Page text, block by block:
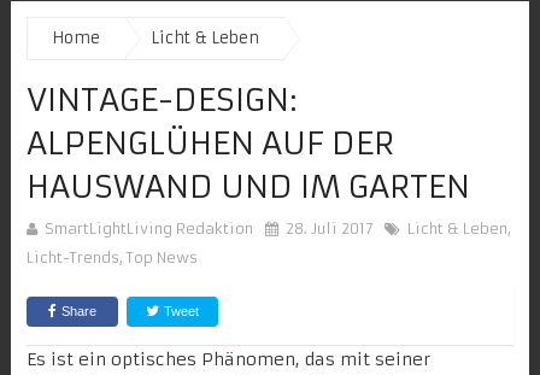
Home Licht & Leben
VINTAGE-DESIGN:
ALPENGLÜHEN AUF DER
HAUSWAND UND IM GARTEN
SmartLightLiving Redaktion 28. Juli 2017 Licht & Leben,
Licht-Trends,Top News
Share Tweet
Es ist ein optisches Phänomen, das mit seiner